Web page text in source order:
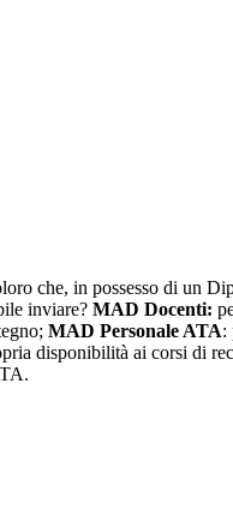
che, in possesso di un
inviare? MAD Docenti:
MAD Personale ATA:
disponibilità ai corsi di